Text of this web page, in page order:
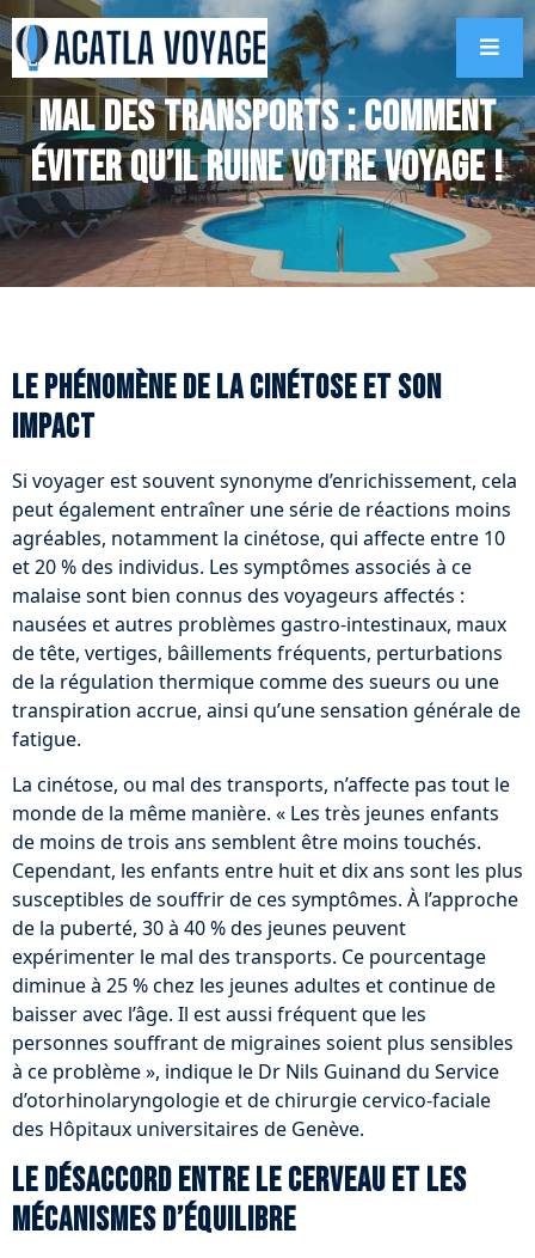
Mal des transports : comment
éviter qu’il ruine votre voyage !
Le phénomène de la cinétose et son
impact
Si voyager est souvent synonyme d’enrichissement, cela
peut également entraîner une série de réactions moins
agréables, notamment la cinétose, qui affecte entre 10
et 20 % des individus. Les symptômes associés à ce
malaise sont bien connus des voyageurs affectés :
nausées et autres problèmes gastro-intestinaux, maux
de tête, vertiges, bâillements fréquents, perturbations
de la régulation thermique comme des sueurs ou une
transpiration accrue, ainsi qu’une sensation générale de
fatigue.
La cinétose, ou mal des transports, n’affecte pas tout le
monde de la même manière. « Les très jeunes enfants
de moins de trois ans semblent être moins touchés.
Cependant, les enfants entre huit et dix ans sont les plus
susceptibles de souffrir de ces symptômes. À l’approche
de la puberté, 30 à 40 % des jeunes peuvent
expérimenter le mal des transports. Ce pourcentage
diminue à 25 % chez les jeunes adultes et continue de
baisser avec l’âge. Il est aussi fréquent que les
personnes souffrant de migraines soient plus sensibles
à ce problème », indique le Dr Nils Guinand du Service
d’otorhinolaryngologie et de chirurgie cervico-faciale
des Hôpitaux universitaires de Genève.
Le désaccord entre le cerveau et les
mécanismes d’équilibre